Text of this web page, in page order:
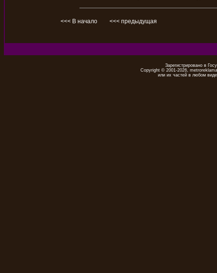
<<< В начало <<< предыдущая
Зарегистрировано в
Copyright © 2001-2026,
или их частей в любом